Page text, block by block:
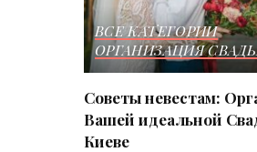
ВСЕ КАТЕГОРИИ
ОРГАНИЗАЦИЯ
Советы невестам:
Вашей идеальной
Киеве